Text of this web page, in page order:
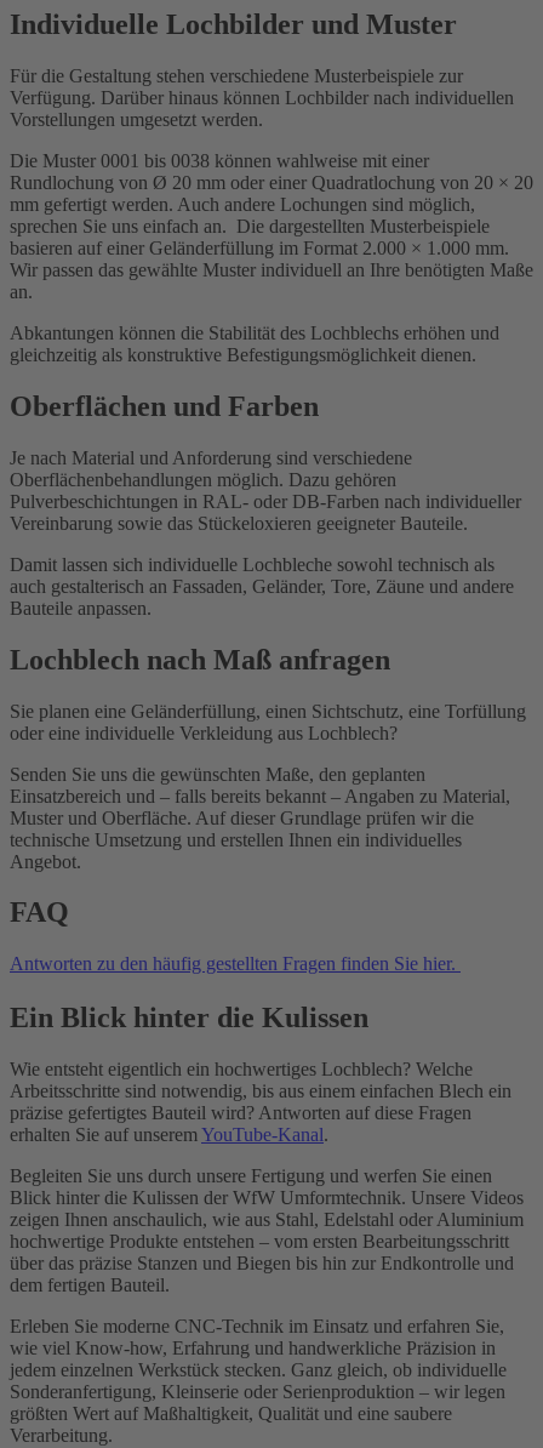
Individuelle Lochbilder und Muster
Für die Gestaltung stehen verschiedene Musterbeispiele zur
Verfügung. Darüber hinaus können Lochbilder nach individuellen
Vorstellungen umgesetzt werden.
Die Muster 0001 bis 0038 können wahlweise mit einer
Rundlochung von Ø 20 mm oder einer Quadratlochung von 20 × 20
mm gefertigt werden. Auch andere Lochungen sind möglich,
sprechen Sie uns einfach an. Die dargestellten Musterbeispiele
basieren auf einer Geländerfüllung im Format 2.000 × 1.000 mm.
Wir passen das gewählte Muster individuell an Ihre benötigten Maße
an.
Abkantungen können die Stabilität des Lochblechs erhöhen und
gleichzeitig als konstruktive Befestigungsmöglichkeit dienen.
Oberflächen und Farben
Je nach Material und Anforderung sind verschiedene
Oberflächenbehandlungen möglich. Dazu gehören
Pulverbeschichtungen in RAL- oder DB-Farben nach individueller
Vereinbarung sowie das Stückeloxieren geeigneter Bauteile.
Damit lassen sich individuelle Lochbleche sowohl technisch als
auch gestalterisch an Fassaden, Geländer, Tore, Zäune und andere
Bauteile anpassen.
Lochblech nach Maß anfragen
Sie planen eine Geländerfüllung, einen Sichtschutz, eine Torfüllung
oder eine individuelle Verkleidung aus Lochblech?
Senden Sie uns die gewünschten Maße, den geplanten
Einsatzbereich und – falls bereits bekannt – Angaben zu Material,
Muster und Oberfläche. Auf dieser Grundlage prüfen wir die
technische Umsetzung und erstellen Ihnen ein individuelles
Angebot.
FAQ
Antworten zu den häufig gestellten Fragen finden Sie hier.
Ein Blick hinter die Kulissen
Wie entsteht eigentlich ein hochwertiges Lochblech? Welche
Arbeitsschritte sind notwendig, bis aus einem einfachen Blech ein
präzise gefertigtes Bauteil wird? Antworten auf diese Fragen
erhalten Sie auf unserem YouTube-Kanal.
Begleiten Sie uns durch unsere Fertigung und werfen Sie einen
Blick hinter die Kulissen der WfW Umformtechnik. Unsere Videos
zeigen Ihnen anschaulich, wie aus Stahl, Edelstahl oder Aluminium
hochwertige Produkte entstehen – vom ersten Bearbeitungsschritt
über das präzise Stanzen und Biegen bis hin zur Endkontrolle und
dem fertigen Bauteil.
Erleben Sie moderne CNC-Technik im Einsatz und erfahren Sie,
wie viel Know-how, Erfahrung und handwerkliche Präzision in
jedem einzelnen Werkstück stecken. Ganz gleich, ob individuelle
Sonderanfertigung, Kleinserie oder Serienproduktion – wir legen
größten Wert auf Maßhaltigkeit, Qualität und eine saubere
Verarbeitung.